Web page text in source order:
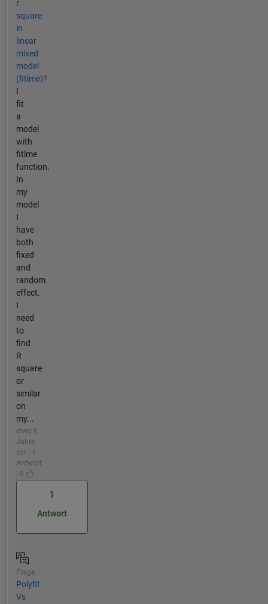
r
square
in
linear
mixed
model
(fitlme)?
I
fit
a
model
with
fitlme
function.
In
my
model
I
have
both
fixed
and
random
effect.
I
need
to
find
R
square
or
similar
on
my...
etwa 6
Jahre
vor | 1
Antwort
| 0
1
Antwort
Frage
Polyfit
Vs